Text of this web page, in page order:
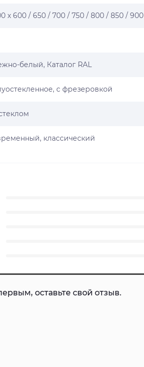
х 600 / 650 / 700 / 750 / 800 / 850 / 900
белый, Каталог RAL
с фрезеровкой
классический
оставьте свой отзыв.